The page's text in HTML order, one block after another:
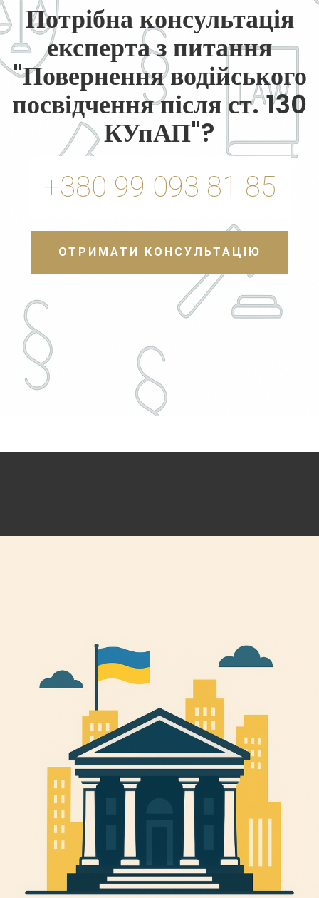
Потрібна консультація
експерта з питання
"Повернення водійського
посвідчення після ст. 130
КУпАП"?
+380 99 093 81 85
ОТРИМАТИ КОНСУЛЬТАЦІЮ